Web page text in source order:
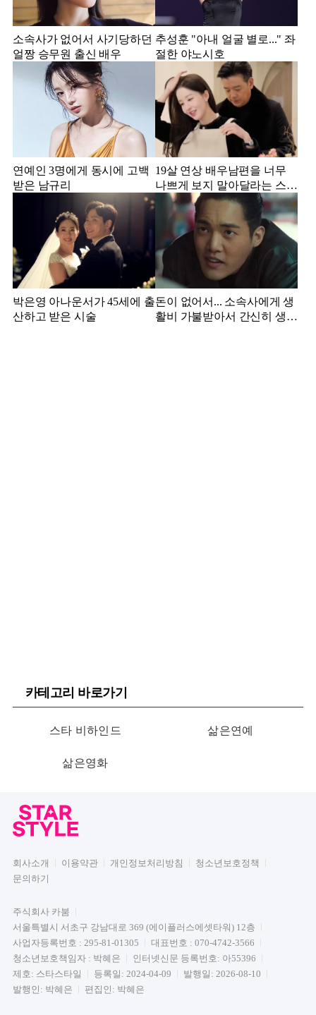
소속사가 없어서 사기당하던
얼짱 승무원 출신 배우
추성훈 "아내 얼굴 별로..." 좌
절한 야노시호
연예인 3명에게 동시에 고백
받은 남규리
19살 연상 배우남편을 너무
나쁘게 보지 말아달라는 스타
강사 아내
박은영 아나운서가 45세에 출
산하고 받은 시술
돈이 없어서... 소속사에게 생
활비 가불받아서 간신히 생활
카테고리 바로가기
스타 비하인드 삶은연예
삶은영화
회사소개 이용약관 개인정보처리방침
청소년보호정책
문의하기
주식회사 카붐
서울특별시 서초구 강남대로 369 (에이플러스에셋타워) 12층
사업자등록번호 : 295-81-01305
대표번호 : 070-4742-3566
청소년보호책임자 : 박혜은
인터넷신문 등록번호: 아55396
제호: 스타스타일
등록일: 2024-04-09
발행일: 2026-08-10
발행인: 박혜은
편집인: 박혜은